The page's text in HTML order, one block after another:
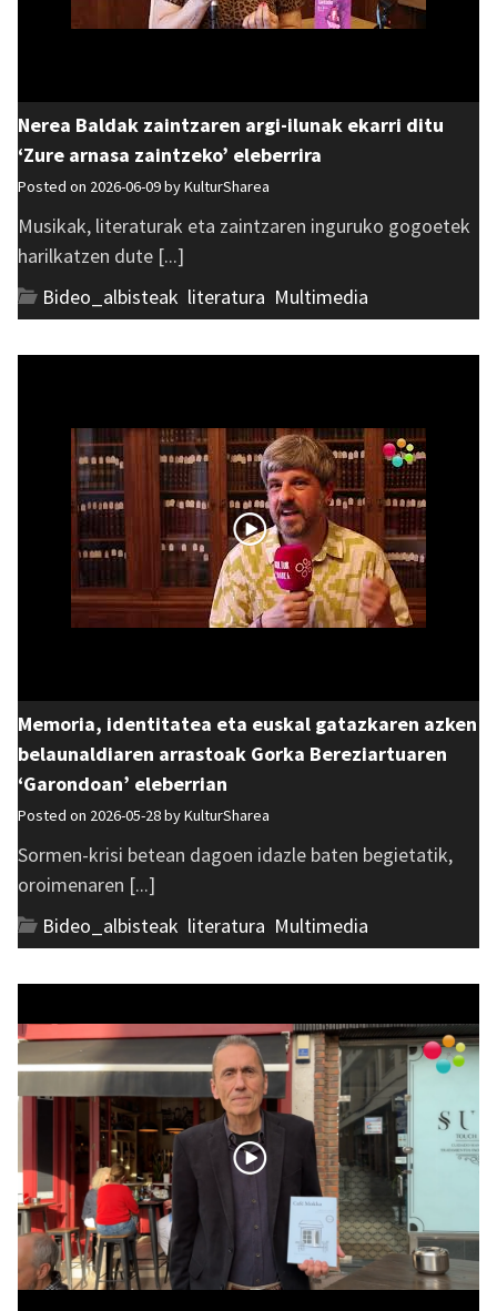
Nerea Baldak zaintzaren argi-ilunak ekarri ditu
‘Zure arnasa zaintzeko’ eleberrira
Posted on 2026-06-09 byKulturSharea
Musikak, literaturak eta zaintzaren inguruko gogoetek
harilkatzen dute [...]
Bideo_albisteak literatura Multimedia
Memoria, identitatea eta euskal gatazkaren azken
belaunaldiaren arrastoak Gorka Bereziartuaren
‘Garondoan’ eleberrian
Posted on 2026-05-28 byKulturSharea
Sormen-krisi betean dagoen idazle baten begietatik,
oroimenaren [...]
Bideo_albisteak literatura Multimedia